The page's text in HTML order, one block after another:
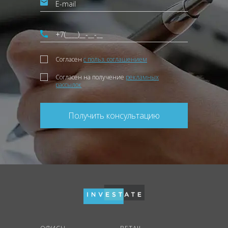
Согласен с польз. соглашением
Согласен на получение рекламных
рассылок
Получить консультацию